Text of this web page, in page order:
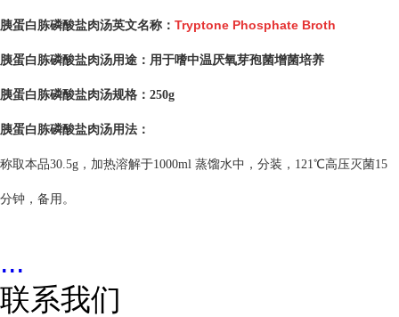
胰蛋白胨磷酸盐肉汤英文名称： Tryptone Phosphate Broth
胰蛋白胨磷酸盐肉汤用途： 用于嗜中温厌氧芽孢菌增菌培养
胰蛋白胨磷酸盐肉汤规格：250g
胰蛋白胨磷酸盐肉汤用法：
称取本品30.5g，加热溶解于1000ml 蒸馏水中，分装，121℃高压灭菌15
分钟，备用。
...
联系我们